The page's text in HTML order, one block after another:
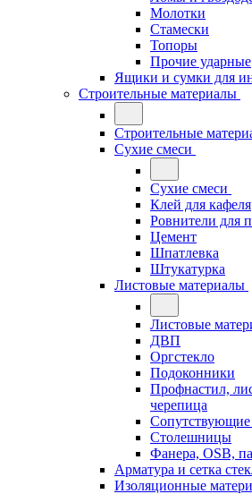
Молотки
Стамески
Топоры
Прочие ударные
Ящики и сумки для
Строительные материалы
Строительные
Сухие смеси
Сухие смеси
Клей для кафеля
Ровнители для
Цемент
Шпатлевка
Штукатурка
Листовые материалы
Листовые
ДВП
Оргстекло
Подоконники
Профнастил,
черепица
Столешницы
Фанера, OSB,
Арматура и сетка
Изоляционные